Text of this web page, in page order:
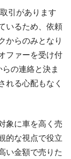
引があります
いるため、依頼
からのみとなり
ファーを受け付
の連絡と決ま
れる心配もなく
象に車を高く売
的な視点で役立
い金額で売りた